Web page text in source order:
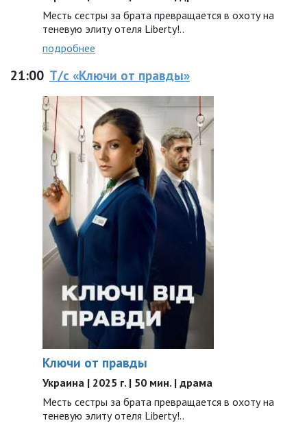
Месть сестры за брата превращается в охоту на
теневую элиту отеля Liberty!..
подробнее
21:00 Т/с «Ключи от правды»
Ключи от правды
Украина | 2025 г. | 50 мин. | драма
Месть сестры за брата превращается в охоту на
теневую элиту отеля Liberty!..